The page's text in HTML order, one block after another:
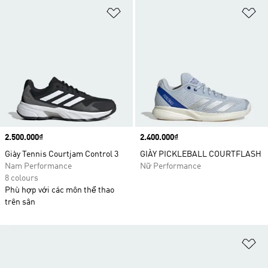
Price
2.500.000₫
Giày Tennis Courtjam Control 3
Nam Performance
8 colours
Phù hợp với các môn thể thao
trên sân
Price
2.400.000₫
GIÀY PICKLEBALL COURTFLASH
Nữ Performance